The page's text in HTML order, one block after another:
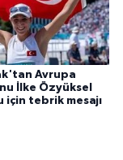
Avrupa
İlke Özyüksel
için tebrik mesajı